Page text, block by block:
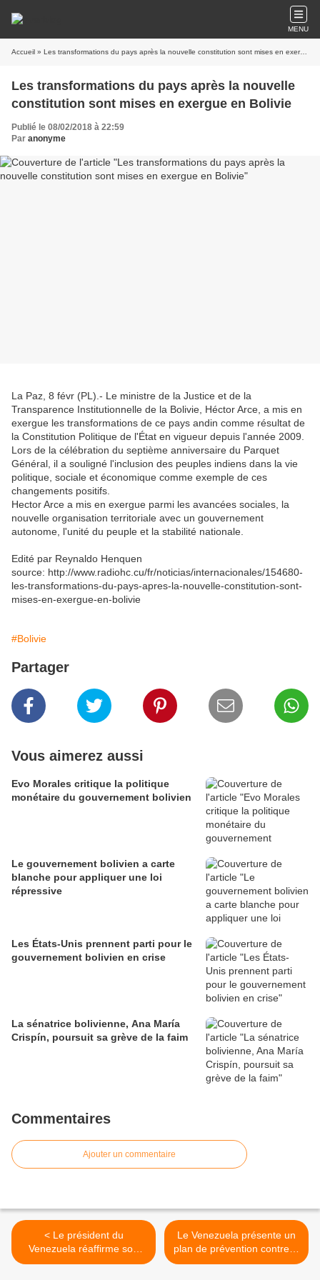
MENU
Accueil » Les transformations du pays après la nouvelle constitution sont mises en exergue en Bolivie
Les transformations du pays après la nouvelle
constitution sont mises en exergue en Bolivie
Publié le 08/02/2018 à 22:59
Par anonyme
La Paz, 8 févr (PL).- Le ministre de la Justice et de la
Transparence Institutionnelle de la Bolivie, Héctor Arce, a mis en
exergue les transformations de ce pays andin comme résultat de
la Constitution Politique de l'État en vigueur depuis l'année 2009.
Lors de la célébration du septième anniversaire du Parquet
Général, il a souligné l'inclusion des peuples indiens dans la vie
politique, sociale et économique comme exemple de ces
changements positifs.
Hector Arce a mis en exergue parmi les avancées sociales, la
nouvelle organisation territoriale avec un gouvernement
autonome, l'unité du peuple et la stabilité nationale.
Edité par Reynaldo Henquen
source: http://www.radiohc.cu/fr/noticias/internacionales/154680-
les-transformations-du-pays-apres-la-nouvelle-constitution-sont-
mises-en-exergue-en-bolivie
#Bolivie
Partager
Vous aimerez aussi
Evo Morales critique la politique
monétaire du gouvernement bolivien
Le gouvernement bolivien a carte
blanche pour appliquer une loi
répressive
Les États-Unis prennent parti pour le
gouvernement bolivien en crise
La sénatrice bolivienne, Ana María
Crispín, poursuit sa grève de la faim
Commentaires
Ajouter un commentaire
< Le président du
Venezuela réaffirme son
engagement envers le
Le Venezuela présente un
plan de prévention contre la
violence infantile >